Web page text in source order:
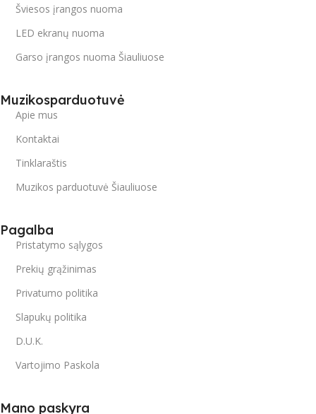
Šviesos įrangos nuoma
LED ekranų nuoma
Garso įrangos nuoma Šiauliuose
Muzikosparduotuvė
Apie mus
Kontaktai
Tinklaraštis
Muzikos parduotuvė Šiauliuose
Pagalba
Pristatymo sąlygos
Prekių grąžinimas
Privatumo politika
Slapukų politika
D.U.K.
Vartojimo Paskola
Mano paskyra